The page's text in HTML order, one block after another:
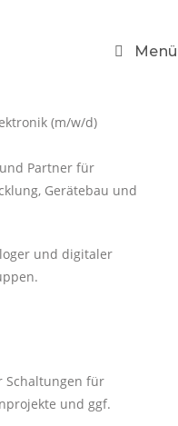
Menü
(m/w/d)
Partner für
Gerätebau und
und digitaler
Schaltungen für
und ggf.